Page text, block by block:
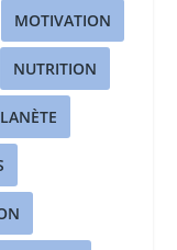
MOTIVATION
NUTRITION